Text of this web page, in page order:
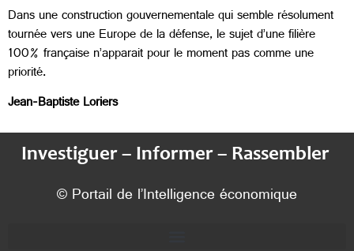
Dans une construction gouvernementale qui semble résolument
tournée vers une Europe de la défense, le sujet d’une filière
100% française n’apparait pour le moment pas comme une
priorité.
Jean-Baptiste Loriers
Investiguer – Informer – Rassembler
© Portail de l’Intelligence économique